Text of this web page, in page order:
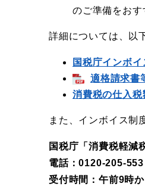
のご準備をおす
詳細については、以
国税庁インボ
適格請求書
消費税の仕入
また、インボイス制
国税庁「消費税軽減
電話：0120-205-553
受付時間：午前9時